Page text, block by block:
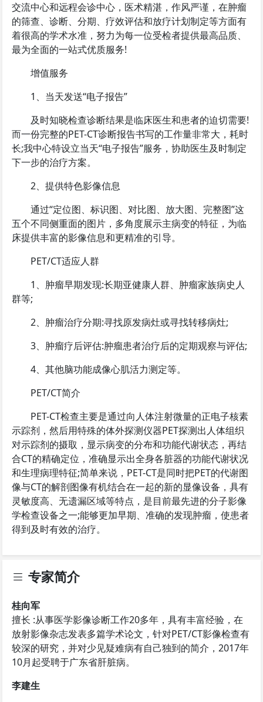
交流中心和远程会诊中心，医术精湛，作风严谨，在肿瘤
的筛查、诊断、分期、疗效评估和放疗计划制定等方面有
着很高的学术水准，努力为每一位受检者提供最高品质、
最为全面的一站式优质服务!
增值服务
1、当天发送“电子报告”
及时知晓检查诊断结果是临床医生和患者的迫切需要!
而一份完整的PET-CT诊断报告书写的工作量非常大，耗时
长;我中心特设立当天“电子报告”服务，协助医生及时制定
下一步的治疗方案。
2、提供特色影像信息
通过“定位图、标识图、对比图、放大图、完整图”这
五个不同侧重面的图片，多角度展示主病变的特征，为临
床提供丰富的影像信息和更精准的引导。
PET/CT适应人群
1、肿瘤早期发现:长期亚健康人群、肿瘤家族病史人
群等;
2、肿瘤治疗分期:寻找原发病灶或寻找转移病灶;
3、肿瘤疗后评估:肿瘤患者治疗后的定期观察与评估;
4、其他脑功能成像心肌活力测定等。
PET/CT简介
PET-CT检查主要是通过向人体注射微量的正电子核素
示踪剂，然后用特殊的体外探测仪器PET探测出人体组织
对示踪剂的摄取，显示病变的分布和功能代谢状态，再结
合CT的精确定位，准确显示出全身各脏器的功能代谢状况
和生理病理特征;简单来说，PET-CT是同时把PET的代谢图
像与CT的解剖图像有机结合在一起的新的显像设备，具有
灵敏度高、无遗漏区域等特点，是目前最先进的分子影像
学检查设备之一;能够更加早期、准确的发现肿瘤，使患者
得到及时有效的治疗。
专家简介
桂向军
擅长 :从事医学影像诊断工作20多年，具有丰富经验，在
放射影像杂志发表多篇学术论文，针对PET/CT影像检查有
较深的研究，并对少见疑难病有自己独到的简介，2017年
10月起受聘于广东省肝脏病。
李建生